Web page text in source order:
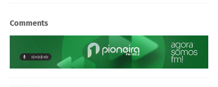
Comments